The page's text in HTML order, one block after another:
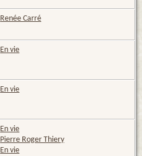
Renée Carré
En vie
En vie
En vie
Pierre Roger Thiery
En vie